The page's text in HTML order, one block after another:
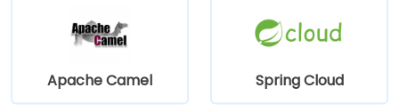
Apache Camel Spring Cloud